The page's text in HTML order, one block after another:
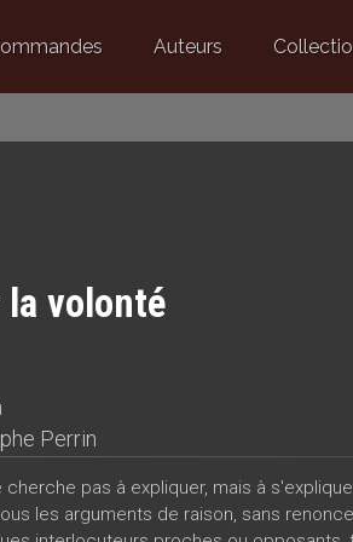
Auteurs
volonté
Perrin
cherche pas à expliquer, mais à
les arguments de raison, sans